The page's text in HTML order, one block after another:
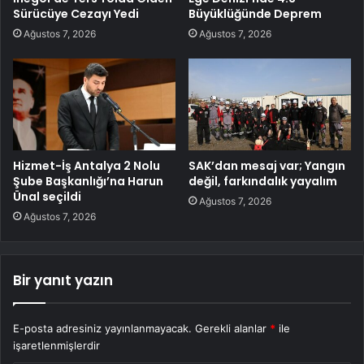
Sürücüye Cezayı Yedi
Ağustos 7, 2026
Büyüklüğünde Deprem
Ağustos 7, 2026
Hizmet-İş Antalya 2 Nolu
Şube Başkanlığı’na Harun
Ünal seçildi
Ağustos 7, 2026
SAK’dan mesaj var; Yangın
değil, farkındalık yayalım
Ağustos 7, 2026
Bir yanıt yazın
E-posta adresiniz yayınlanmayacak. Gerekli alanlar * ile
işaretlenmişlerdir